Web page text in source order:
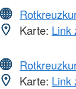
Karte: Link
Karte: Link